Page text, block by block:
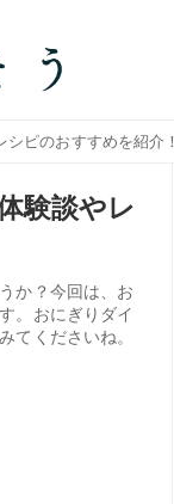
ピのおすすめを紹介！
験談やレ
か？今回は、お
。おにぎりダイ
てくださいね。